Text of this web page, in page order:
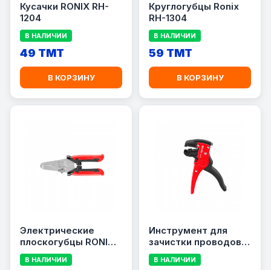
Кусачки RONIX RH-
1204
В НАЛИЧИИ
49 TMT
В КОРЗИНУ
Круглогубцы Ronix
RH-1304
В НАЛИЧИИ
59 TMT
В КОРЗИНУ
Электрические
плоскогубцы RONIX
RH-1820
В НАЛИЧИИ
Инструмент для
зачистки проводов
RONIX RH-1812
В НАЛИЧИИ